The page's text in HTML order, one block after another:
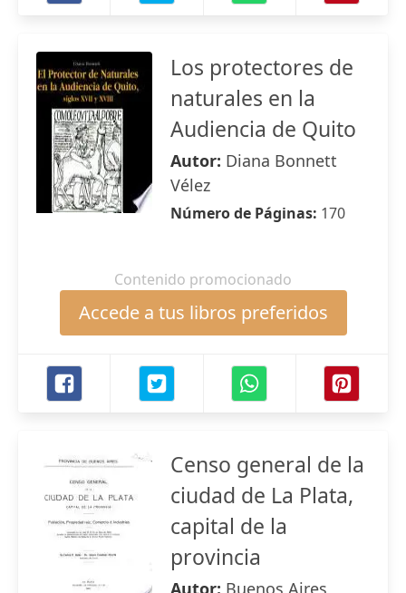
Los protectores de
naturales en la
Audiencia de Quito
Autor: Diana Bonnett
Vélez
Número de Páginas: 170
Contenido promocionado
Accede a tus libros preferidos
Censo general de la
ciudad de La Plata,
capital de la
provincia
Autor: Buenos Aires